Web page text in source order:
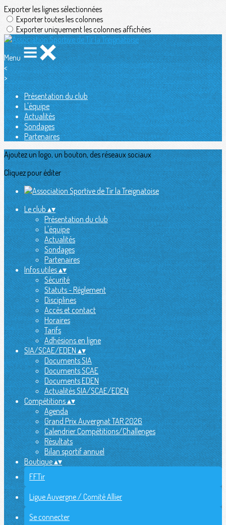
Exporter les lignes sélectionnées
Exporter toutes les colonnes
Exporter uniquement les colonnes affichées
Menu
<
>
Présentation du club
L'équipe
Actualités
Sondages
Partenaires
Ajoutez un logo, un bouton, des réseaux sociaux
Cliquez pour éditer
Le club▴▾
Présentation du club
L'équipe
Actualités
Sondages
Partenaires
Infos utiles▴▾
Sécurité
Statuts - Réglement
Disciplines
Accès et contact
Horaires
Tarifs
Adhésions en ligne
SIA/SCAE/EDEN▴▾
Documents SIA
Documents SCAE
Documents EDEN
Actualités SIA/SCAE/EDEN
Compétitions▴▾
Agenda
Grand Prix Auvergnat TAR 2026
Calendrier Compétitions/Challenges
Résultats
Bilan sportif annuel
Boutique▴▾
FFTir
Ligue Auvergne / Comité Allier
Se connecter